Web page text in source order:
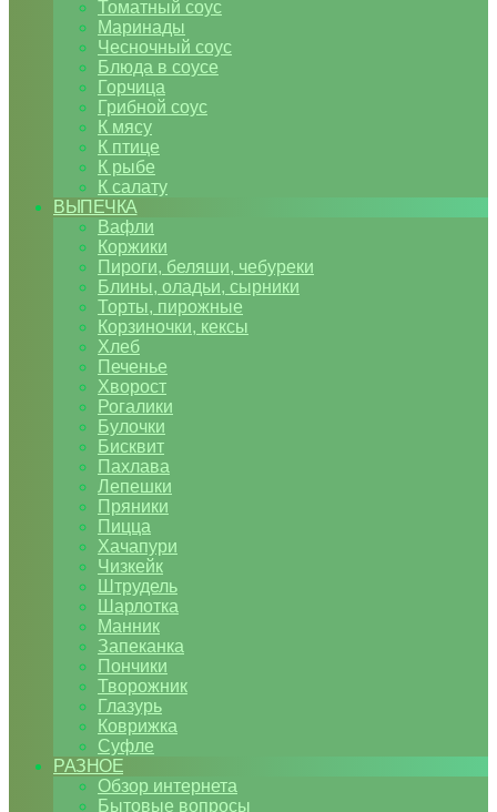
Томатный соус
Маринады
Чесночный соус
Блюда в соусе
Горчица
Грибной соус
К мясу
К птице
К рыбе
К салату
ВЫПЕЧКА
Вафли
Коржики
Пироги, беляши, чебуреки
Блины, оладьи, сырники
Торты, пирожные
Корзиночки, кексы
Хлеб
Печенье
Хворост
Рогалики
Булочки
Бисквит
Пахлава
Лепешки
Пряники
Пицца
Хачапури
Чизкейк
Штрудель
Шарлотка
Манник
Запеканка
Пончики
Творожник
Глазурь
Коврижка
Суфле
РАЗНОЕ
Обзор интернета
Бытовые вопросы